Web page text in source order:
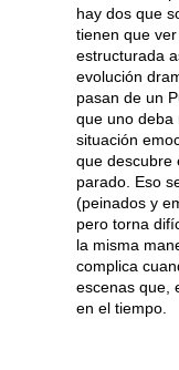
hay dos que
tienen que
estructurada
evolución
pasan de un
que uno deba
situación
que descubre
parado. Eso
(peinados y
pero torna
la misma
complica
escenas que,
en el tiempo.